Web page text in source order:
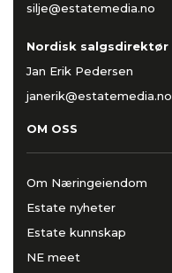
silje@estatemedia.no
Nordisk salgsdirektør
Jan Erik Pedersen
janerik@estatemedia.no
OM OSS
Om Næringeiendom
Estate nyheter
Estate kunnskap
NE meet